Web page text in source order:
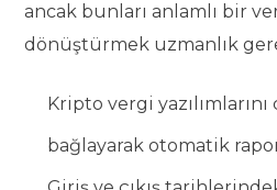
ancak bunları anlamlı bir
dönüştürmek uzmanlık
Kripto vergi yazılımlarını
bağlayarak otomatik